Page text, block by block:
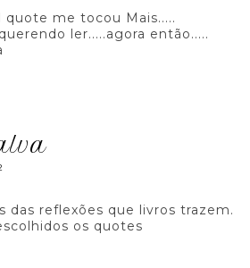
quote me tocou Mais.....
ler.....agora então.....
das reflexões que livros trazem.
os quotes